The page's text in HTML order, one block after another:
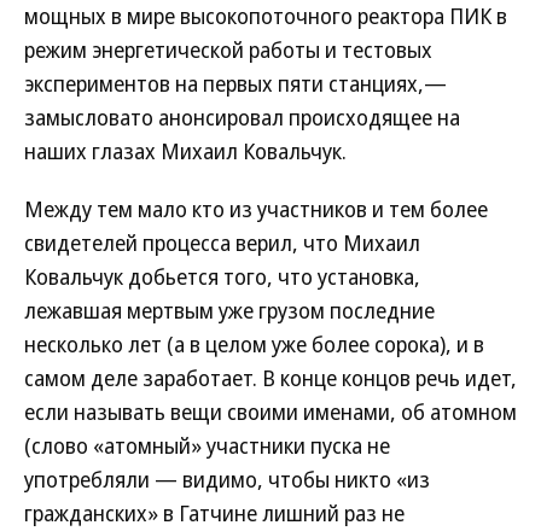
мощных в мире высокопоточного реактора ПИК в
режим энергетической работы и тестовых
экспериментов на первых пяти станциях,—
замысловато анонсировал происходящее на
наших глазах Михаил Ковальчук.
Между тем мало кто из участников и тем более
свидетелей процесса верил, что Михаил
Ковальчук добьется того, что установка,
лежавшая мертвым уже грузом последние
несколько лет (а в целом уже более сорока), и в
самом деле заработает. В конце концов речь идет,
если называть вещи своими именами, об атомном
(слово «атомный» участники пуска не
употребляли — видимо, чтобы никто «из
гражданских» в Гатчине лишний раз не